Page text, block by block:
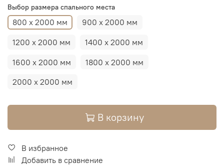
Выбор размера спального места
800 х 2000 мм
900 х 2000 мм
1200 х 2000 мм
1400 х 2000 мм
1600 х 2000 мм
1800 х 2000 мм
2000 х 2000 мм
В корзину
В избранное
Добавить в сравнение